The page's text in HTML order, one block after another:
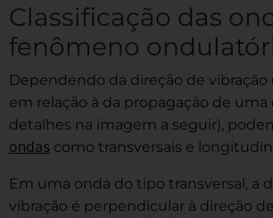
Classificação das
fenômeno
Dependendo da direção de
em relação à da propagação de uma
detalhes na imagem a seguir),
ondas como transversais e
Em uma onda do tipo transversal, a
vibração é perpendicular à direção